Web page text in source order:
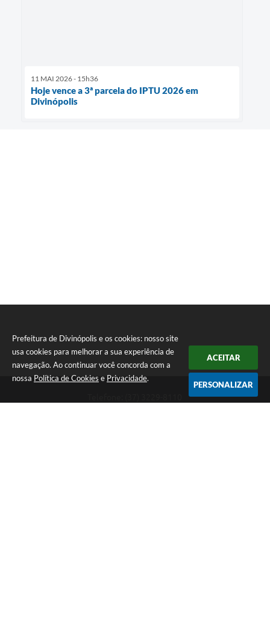
Prefeitura de Divinópolis e os cookies: nosso site
usa cookies para melhorar a sua experiência de
navegação. Ao continuar você concorda com a
nossa Política de Cookies e Privacidade.
ACEITAR
PERSONALIZAR
11 MAI 2026 - 15h36
Hoje vence a 3ª parcela do IPTU 2026 em
Divinópolis